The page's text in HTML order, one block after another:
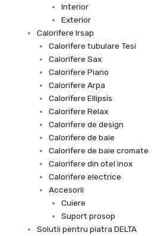
Interior
Exterior
Calorifere Irsap
Calorifere tubulare Tesi
Calorifere Sax
Calorifere Piano
Calorifere Arpa
Calorifere Ellipsis
Calorifere Relax
Calorifere de design
Calorifere de baie
Calorifere de baie cromate
Calorifere din otel inox
Calorifere electrice
Accesorii
Cuiere
Suport prosop
Solutii pentru piatra DELTA